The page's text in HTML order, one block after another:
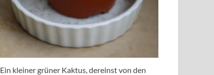
Ein kleiner grüner Kaktus, dereinst von den